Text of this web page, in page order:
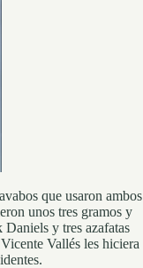
que usaron ambos
unos tres gramos y
y tres azafatas
Vallés les hiciera